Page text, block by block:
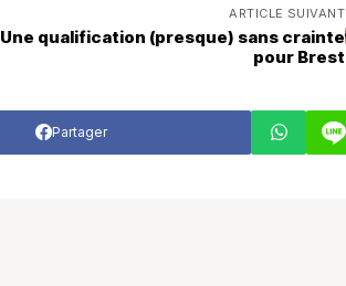
ARTICLE SUIVANT
Une qualification (presque) sans crainte
pour Brest
Partager